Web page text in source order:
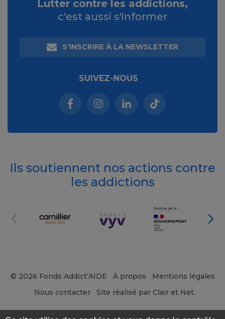
Lutter contre les addictions,
c'est aussi s'informer
S’INSCRIRE À LA NEWSLETTER
SUIVEZ-NOUS
Facebook (nouvelle fenêtre)
Instagram (nouvelle fenêtre)
Linkedin (nouvelle
Tiktok (nouvelle
Ils soutiennent nos actions contre
les addictions
© 2026 Fonds Addict’AIDE À propos
Mentions légales
Nous contacter
Site réalisé par Clair et Net.